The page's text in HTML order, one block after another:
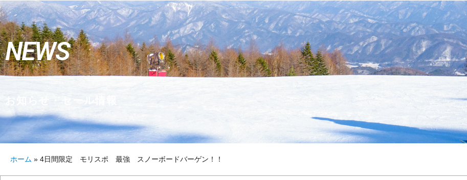
NEWS
お知らせ・セール情報
ホーム » 4日間限定 モリスポ 最強 スノーボードバーゲン！！